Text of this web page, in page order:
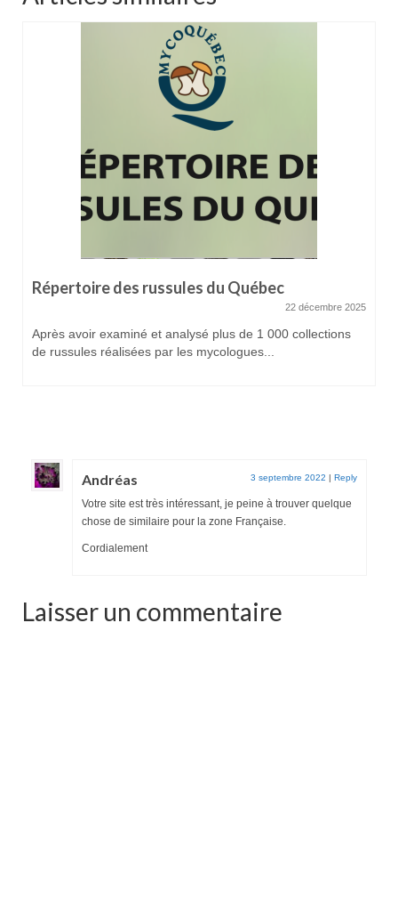
Répertoire des russules du Québec
22 décembre 2025
Après avoir examiné et analysé plus de 1 000 collections
de russules réalisées par les mycologues...
Andréas 3 septembre 2022 | Reply
Votre site est très intéressant, je peine à trouver quelque
chose de similaire pour la zone Française.
Cordialement
Laisser un commentaire